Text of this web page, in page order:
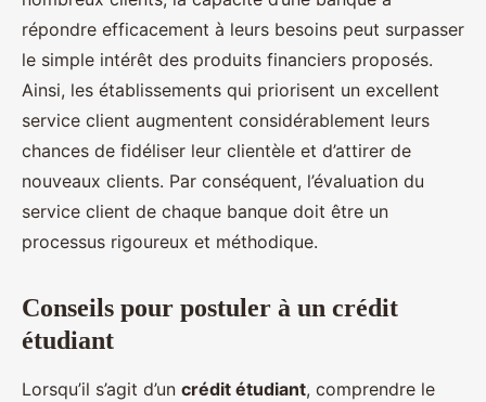
répondre efficacement à leurs besoins peut surpasser
le simple intérêt des produits financiers proposés.
Ainsi, les établissements qui priorisent un excellent
service client augmentent considérablement leurs
chances de fidéliser leur clientèle et d’attirer de
nouveaux clients. Par conséquent, l’évaluation du
service client de chaque banque doit être un
processus rigoureux et méthodique.
Conseils pour postuler à un crédit
étudiant
Lorsqu’il s’agit d’un crédit étudiant, comprendre le